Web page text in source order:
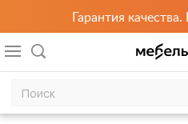
Гарантия